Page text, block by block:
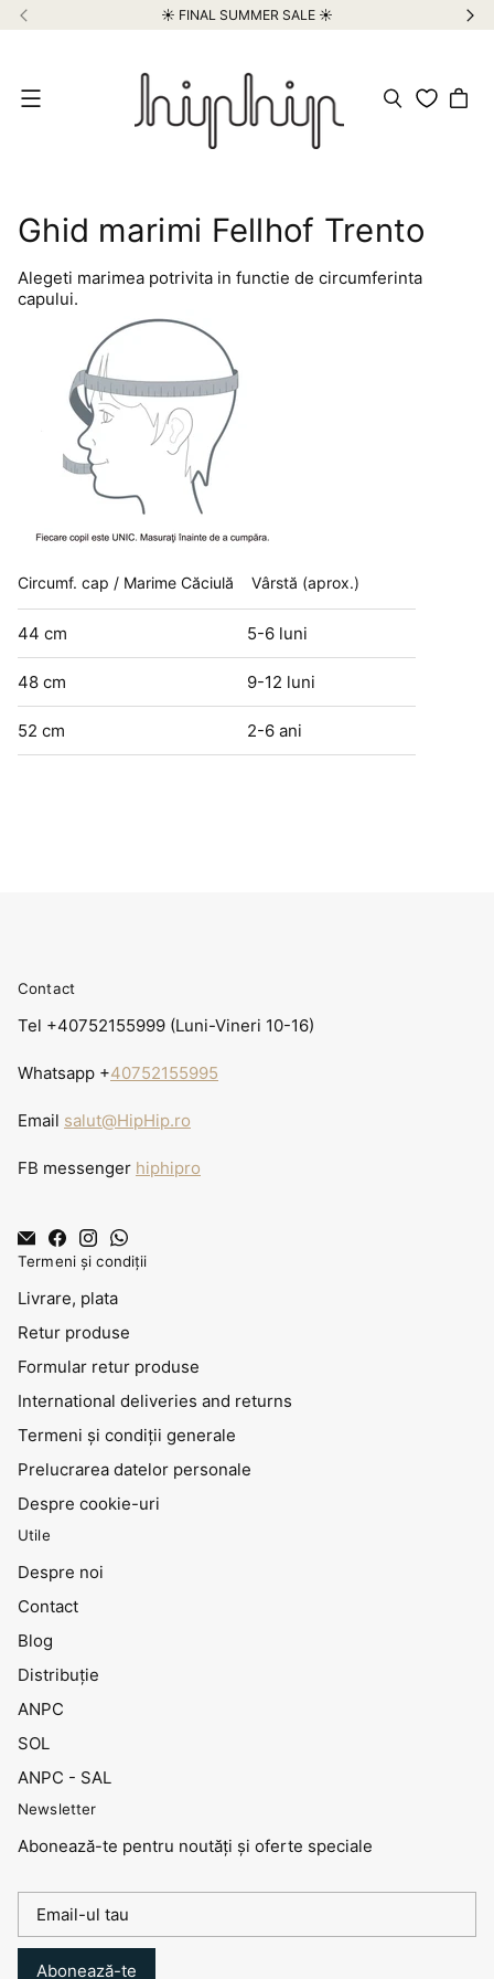
☀️ FINAL SUMMER SALE ☀️
Meniu
Ghid marimi Fellhof Trento
Alegeti marimea potrivita in functie de circumferinta
capului.
Circumf. cap / Marime Căciulă Vârstă (aprox.)
44 cm 5-6 luni
48 cm 9-12 luni
52 cm 2-6 ani
Contact
Tel +40752155999 (Luni-Vineri 10-16)
Whatsapp +40752155995
Email salut@HipHip.ro
FB messenger hiphipro
Termeni și condiții
Livrare, plata
Retur produse
Formular retur produse
International deliveries and returns
Termeni și condiții generale
Prelucrarea datelor personale
Despre cookie-uri
Utile
Despre noi
Contact
Blog
Distribuţie
ANPC
SOL
ANPC - SAL
Newsletter
Abonează-te pentru noutăți și oferte speciale
Abonează-te